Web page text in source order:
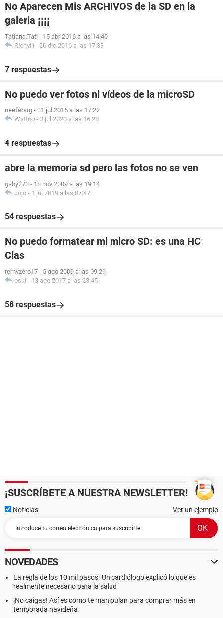
No Aparecen Mis ARCHIVOS de la SD en la
galeria ¡¡¡¡
Tatiana.Tati - 15 abr 2016 a las 14:40
Richyiii - 26 dic 2016 a las 17:33
7 respuestas
No puedo ver fotos ni vídeos de la microSD
neeferarg - 31 jul 2015 a las 17:22
Wattoo - 3 jul 2020 a las 16:28
4 respuestas
abre la memoria sd pero las fotos no se ven
gaby273 - 18 nov 2009 a las 19:14
Jojo - 1 jul 2019 a las 07:47
54 respuestas
No puedo formatear mi micro SD: es una HC
Clas
remyzero17 - 5 ago 2009 a las 09:29
oski - 13 ago 2017 a las 23:45
58 respuestas
¡SUSCRÍBETE A NUESTRA NEWSLETTER!
Noticias Ver un ejemplo
NOVEDADES
La regla de los 10 mil pasos. Un cardiólogo explicó lo que es
realmente necesario para la salud
¡No caigas! Así es como te manipulan para comprar más en
temporada navideña